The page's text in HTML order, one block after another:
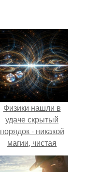
Физики нашли в
удаче скрытый
порядок - никакой
магии, чистая
квантовая
механика.